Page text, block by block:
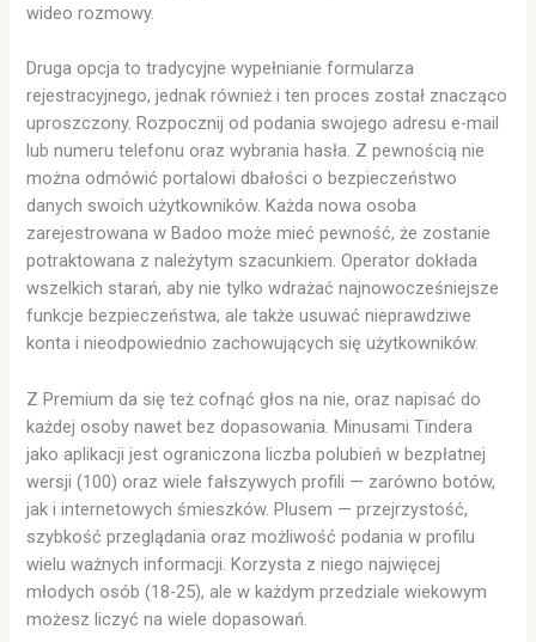
wideo rozmowy.
Druga opcja to tradycyjne wypełnianie formularza
rejestracyjnego, jednak również i ten proces został znacząco
uproszczony. Rozpocznij od podania swojego adresu e-mail
lub numeru telefonu oraz wybrania hasła. Z pewnością nie
można odmówić portalowi dbałości o bezpieczeństwo
danych swoich użytkowników. Każda nowa osoba
zarejestrowana w Badoo może mieć pewność, że zostanie
potraktowana z należytym szacunkiem. Operator dokłada
wszelkich starań, aby nie tylko wdrażać najnowocześniejsze
funkcje bezpieczeństwa, ale także usuwać nieprawdziwe
konta i nieodpowiednio zachowujących się użytkowników.
Z Premium da się też cofnąć głos na nie, oraz napisać do
każdej osoby nawet bez dopasowania. Minusami Tindera
jako aplikacji jest ograniczona liczba polubień w bezpłatnej
wersji (100) oraz wiele fałszywych profili — zarówno botów,
jak i internetowych śmieszków. Plusem — przejrzystość,
szybkość przeglądania oraz możliwość podania w profilu
wielu ważnych informacji. Korzysta z niego najwięcej
młodych osób (18-25), ale w każdym przedziale wiekowym
możesz liczyć na wiele dopasowań.